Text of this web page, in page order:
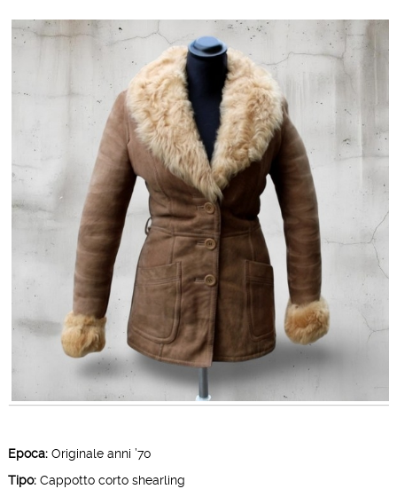
Epoca:Originale anni ’70
Tipo:Cappotto corto shearling